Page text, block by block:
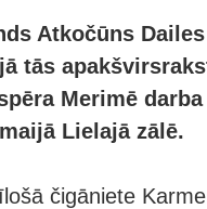
Atkočūns
tās
Merimē
Lielajā zālē.
čigāniete